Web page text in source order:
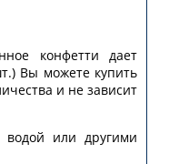
конфетти дает
Вы можете купить
и не зависит
водой или другими